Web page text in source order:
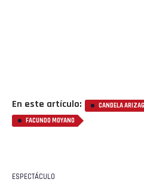
En este artículo: CANDELA
FACUNDO MOYANO
ESPECTÁCULO